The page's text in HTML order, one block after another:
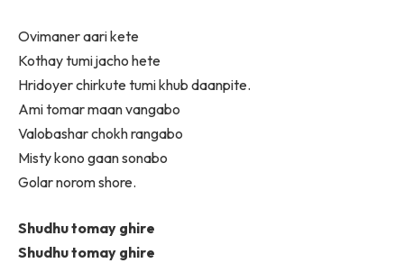
Ovimaner aari kete
Kothay tumi jacho hete
Hridoyer chirkute tumi khub daanpite.
Ami tomar maan vangabo
Valobashar chokh rangabo
Misty kono gaan sonabo
Golar norom shore.
Shudhu tomay ghire
Shudhu tomay ghire